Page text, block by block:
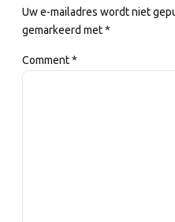
Uw e-mailadres wordt niet
gemarkeerd met *
Comment*